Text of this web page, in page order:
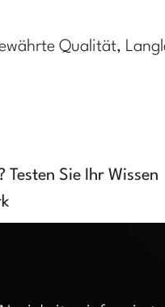
Qualität,
Testen Sie Ihr Wissen